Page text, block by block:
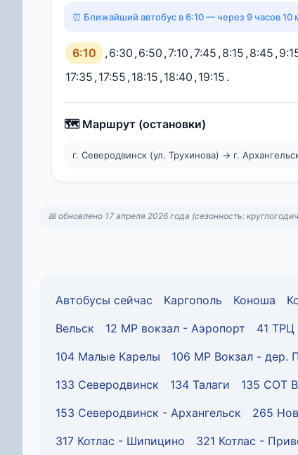
⏰ Ближайший автобус в 6:10 — через 9 часов 10
6:10 ,6:30 ,6:50 ,7:10 ,7:45 ,8:15 ,8:45 ,
17:35 ,17:55 ,18:15 ,18:40 ,19:15 .
🗺️ Маршрут (остановки)
г. Северодвинск (ул. Трухинова) → г.
📅 обновлено 17 апреля 2026 года (сезонность:
Автобусы сейчас Каргополь Коноша
Вельск
12 МР вокзал - Аэропорт 41
104 Малые Карелы
106 МР Вокзал - дер.
133 Северодвинск
134 Талаги 135 СОТ
153 Северодвинск - Архангельск
265
317 Котлас - Шипицино
321 Котлас -